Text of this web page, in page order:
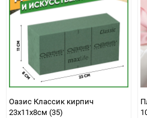
Оазис Классик кирпич
23х11х8см (35)